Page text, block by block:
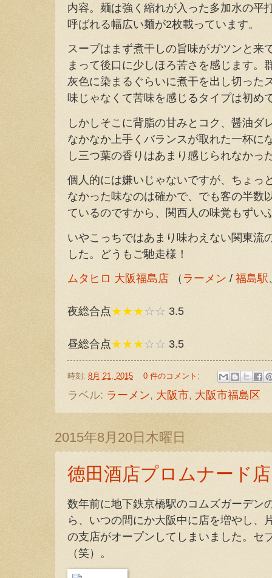
内容。麺は強く縮れが入った多加水の平
呼ばれる幅広い麺が2枚載っています。
スープはまず煮干しの旨味がガツンと来
まって後口に少しほろ苦さを感じます。
灰色に染まるぐらいに煮干を出し切った
味じゃなくて苦味を感じるタイプは初め
しかしそこに背脂の甘みとコク、醤油ダ
なかなか上手くバランスが取れた一杯に
し三つ葉の香りはあまり感じられなかっ
個人的には嫌いじゃないですが、ちょっ
なかった味なのは確かで、でも客の半数
ているのですから、関西人の味覚もずい
いやこっちではあまり味わえない関東流
した。どうもご馳走様！
ムタヒロ 大阪福島店 （ ラーメン / 福島駅
夜総合点★★★☆☆ 3.5
昼総合点★★★☆☆ 3.5
時刻: 8月 21, 2015 0 件のコメント:
ラベル: ラーメン, 大阪市, 大阪市福島区
2015年8月20日木曜日
徳田酒店プロムナード店
数年前に地下鉄京橋駅のコムズガーデン
ら、いつの間にか大阪中に店を増やし、
の支店がオープンしてしまいました。セ
（笑）。